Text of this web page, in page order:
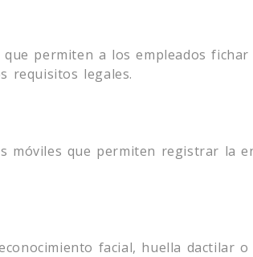
permiten a los empleados
requisitos legales.
móviles que permiten registrar la
facial, huella dactilar